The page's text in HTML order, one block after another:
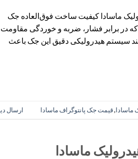
ماسادا کیفیت ساخت فوق‌العاده جک
که در برابر فشار، ضربه و خوردگی مقاومت
سیستم هیدرولیکی دقیق این جک باعث
ماسادا,قیمت جک پانتوگراف ماسادا ارسال
ماسادا